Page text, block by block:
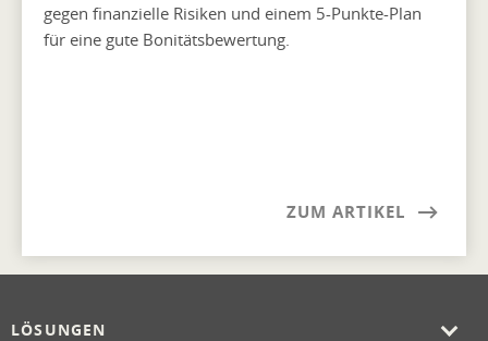
gegen finanzielle Risiken und einem 5-Punkte-Plan
für eine gute Bonitätsbewertung.
ZUM ARTIKEL
LÖSUNGEN